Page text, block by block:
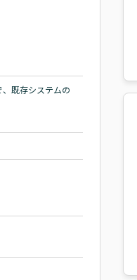
既存システムの